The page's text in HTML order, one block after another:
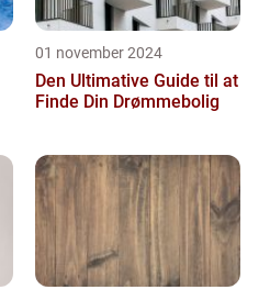
01 november 2024
Den Ultimative Guide til at
Finde Din Drømmebolig